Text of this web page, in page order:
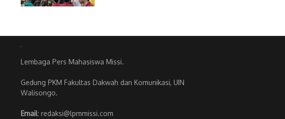
Lembaga Pers Mahasiswa Missi.
Gedung PKM Fakultas Dakwah dan Komunikasi, UIN
Walisongo.
Email: redaksi@lpmmissi.com